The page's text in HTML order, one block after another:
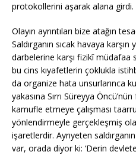
protokollerini aşarak alana girdi.
Olayın ayrıntıları bize atağın
Saldırganın sıcak havaya
darbelerine karşı fizikî müdafaa
bu cins kıyafetlerin çoklukla
da organize hata unsurlarınca
yakasına Sırrı Süreyya
kamufle etmeye çalışması
yönlendirmeyle gerçekleşmiş
işaretlerdir. Ayrıyeten
var, orada diyor ki: ‘Derin